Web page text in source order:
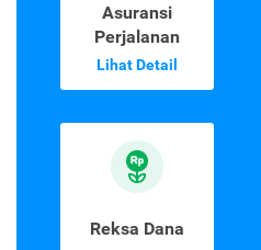
Asuransi
Perjalanan
Lihat Detail
Reksa Dana